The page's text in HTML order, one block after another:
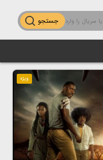
جستجو
ویژه